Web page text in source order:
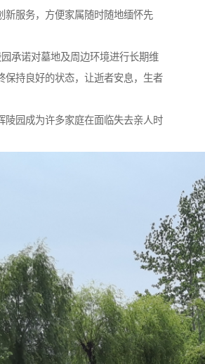
新服务，方便家属随时随地缅怀先
承诺对墓地及周边环境进行长期维
保持良好的状态，让逝者安息，生者
陵园成为许多家庭在面临失去亲人时